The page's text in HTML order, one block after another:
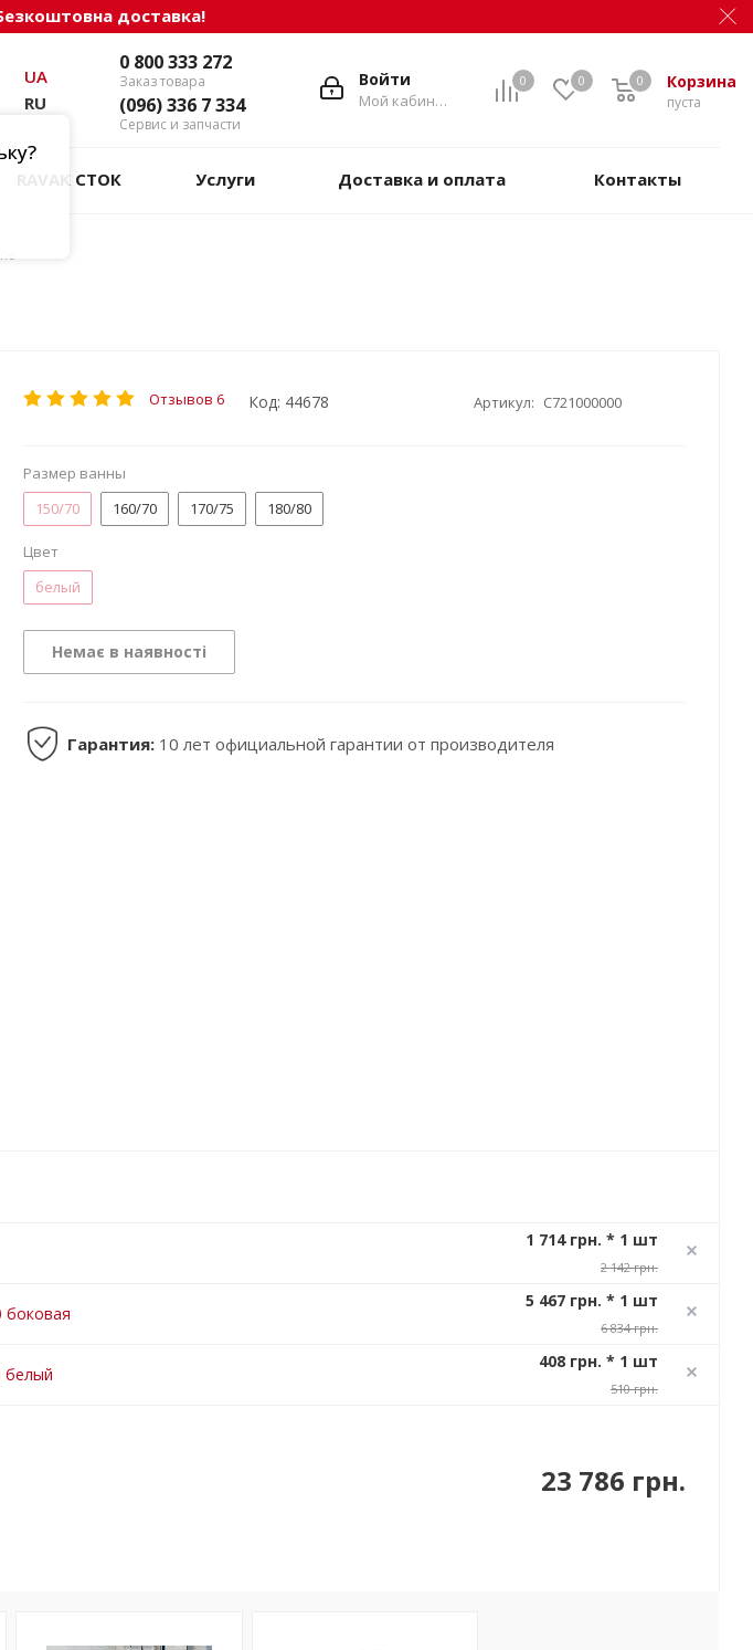
доставка!
0 0 Корзина
пуста
0
Войти
Мой кабинет
0 800 333 272
Заказ товара
(096) 336 7 334
Сервис и запчасти
UA
RU
RAVAK СТОК Услуги Доставка и оплата Контакты
Отзывов 6 Код: 44678 Артикул: C721000000
Размер ванны
150/70
160/70 170/75 180/80
Цвет
белый
Немає в наявності
Гарантия: 10 лет официальной гарантии от производителя
1 714 грн. * 1 шт
2 142 грн.
боковая
5 467 грн. * 1 шт
6 834 грн.
белый
408 грн. * 1 шт
510 грн.
23 786 грн.